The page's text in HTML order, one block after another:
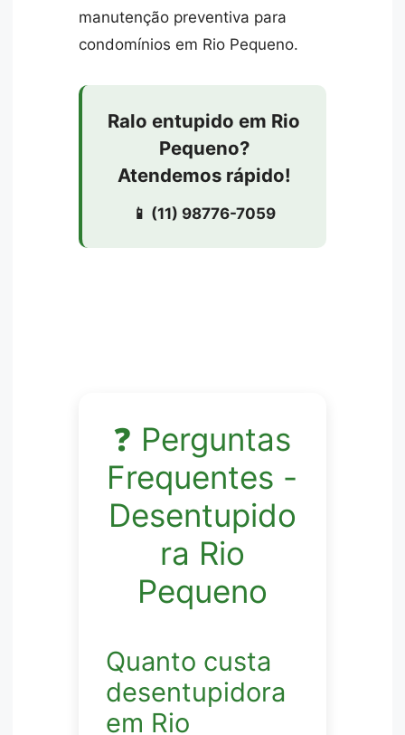
manutenção preventiva para
condomínios em Rio Pequeno.
Ralo entupido em Rio
Pequeno?
Atendemos rápido!
📱 (11) 98776-7059
❓ Perguntas
Frequentes -
Desentupido
ra Rio
Pequeno
Quanto custa
desentupidora
em Rio